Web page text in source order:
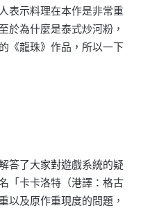
表示料理在本作是非常重
於為什麼是泰式炒河粉，
《龍珠》作品，所以一下
答了大家對遊戲系統的疑
「卡卡洛特（港譯：格古
以及原作重現度的問題，